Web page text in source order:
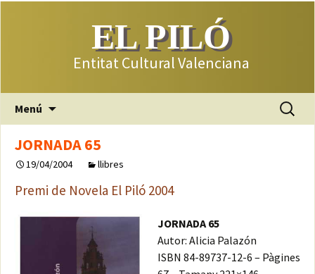
EL PILÓ
Entitat Cultural Valenciana
Menú Buscar:
JORNADA 65
19/04/2004 llibres
Premi de Novela El Piló 2004
JORNADA 65
Autor: Alicia Palazón
ISBN 84-89737-12-6 – Pàgines